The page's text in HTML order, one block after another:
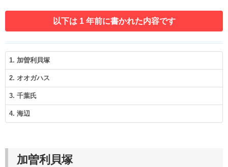
以下は 1 年前に書かれた内容です
1. 加曽利貝塚
2. オオガハス
3. 千葉氏
4. 海辺
加曽利貝塚